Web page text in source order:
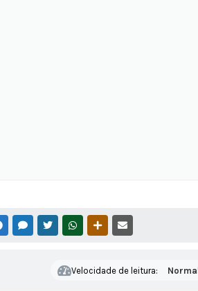
FACEBOOKMESSENGER
TWITTERWHATSAPPOUTRAS MÍDIAS
Velocidade de leitura: